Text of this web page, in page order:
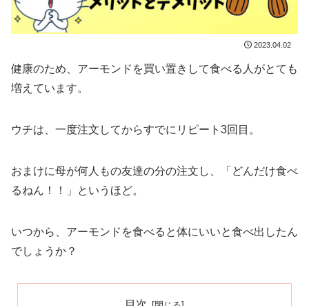
2023.04.02
健康のため、アーモンドを買い置きして食べる人がとても
増えています。
ウチは、一度注文してからすでにリピート3回目。
おまけに母が何人もの友達の分の注文し、「どんだけ食べ
るねん！！」というほど。
いつから、アーモンドを食べると体にいいと食べ出したん
でしょうか？